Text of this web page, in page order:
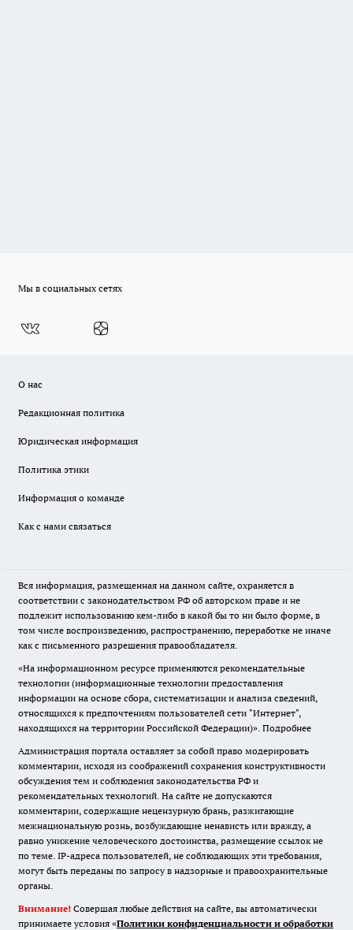
Мы в социальных сетях
О нас
Редакционная политика
Юридическая информация
Политика этики
Информация о команде
Как с нами связаться
Вся информация, размещенная на данном сайте, охраняется в
соответствии с законодательством РФ об авторском праве и не
подлежит использованию кем-либо в какой бы то ни было форме, в
том числе воспроизведению, распространению, переработке не иначе
как с письменного разрешения правообладателя.
«На информационном ресурсе применяются рекомендательные
технологии (информационные технологии предоставления
информации на основе сбора, систематизации и анализа сведений,
относящихся к предпочтениям пользователей сети "Интернет",
находящихся на территории Российской Федерации)». Подробнее
Администрация портала оставляет за собой право модерировать
комментарии, исходя из соображений сохранения конструктивности
обсуждения тем и соблюдения законодательства РФ и
рекомендательных технологий. На сайте не допускаются
комментарии, содержащие нецензурную брань, разжигающие
межнациональную рознь, возбуждающие ненависть или вражду, а
равно унижение человеческого достоинства, размещение ссылок не
по теме. IP-адреса пользователей, не соблюдающих эти требования,
могут быть переданы по запросу в надзорные и правоохранительные
органы.
Внимание! Совершая любые действия на сайте, вы автоматически
принимаете условия «Политики конфиденциальности и обработки